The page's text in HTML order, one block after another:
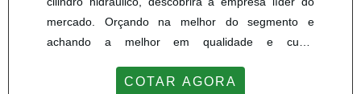
mercado. Orçando na melhor do segmento e
achando a melhor em qualidade e custo
cilindro hidráulico, com a Master Serviços e
COTAR AGORA